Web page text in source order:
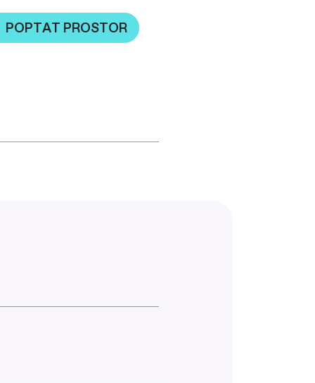
POPTAT PROSTOR